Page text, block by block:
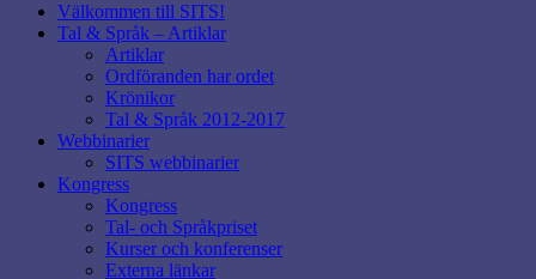
Välkommen till SITS!
Tal & Språk – Artiklar
Artiklar
Ordföranden har ordet
Krönikor
Tal & Språk 2012-2017
Webbinarier
SITS webbinarier
Kongress
Kongress
Tal- och Språkpriset
Kurser och konferenser
Externa länkar